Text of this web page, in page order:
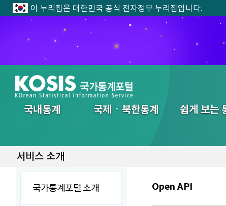
이 누리집은 대한민국 공식 전자정부 누리집입니다.
국내통계 국제ㆍ북한통계 쉽게 보는
서비스 소개
국가통계포털 소개 Open API